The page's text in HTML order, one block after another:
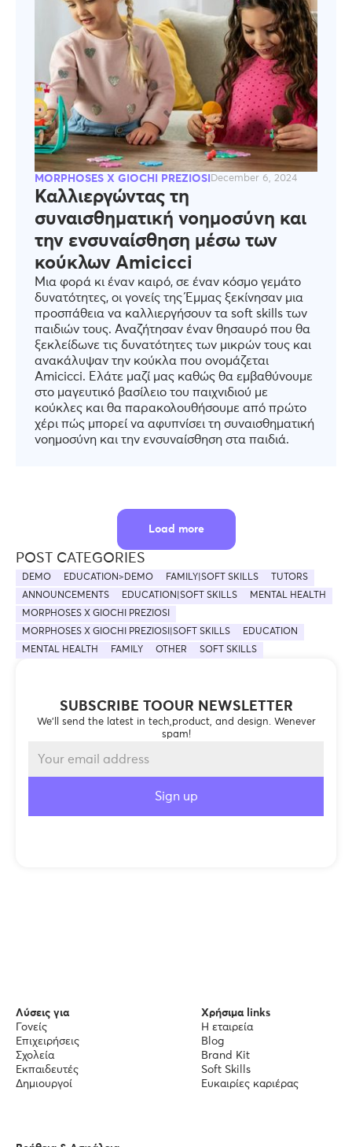
MORPHOSES X GIOCHI PREZIOSI December 6, 2024
Καλλιεργώντας τη
συναισθηματική νοημοσύνη και
την ενσυναίσθηση μέσω των
κούκλων Amicicci
Μια φορά κι έναν καιρό, σε έναν κόσμο γεμάτο
δυνατότητες, οι γονείς της Έμμας ξεκίνησαν μια
προσπάθεια να καλλιεργήσουν τα soft skills των
παιδιών τους. Αναζήτησαν έναν θησαυρό που θα
ξεκλείδωνε τις δυνατότητες των μικρών τους και
ανακάλυψαν την κούκλα που ονομάζεται
Amicicci. Ελάτε μαζί μας καθώς θα εμβαθύνουμε
στο μαγευτικό βασίλειο του παιχνιδιού με
κούκλες και θα παρακολουθήσουμε από πρώτο
χέρι πώς μπορεί να αφυπνίσει τη συναισθηματική
νοημοσύνη και την ενσυναίσθηση στα παιδιά.
Load more
SUBSCRIBE TOOUR NEWSLETTER
We’ll send the latest in tech,product, and design. Wenever
spam!
POST CATEGORIES
DEMO EDUCATION>DEMO FAMILY|SOFT SKILLS
TUTORS
ANNOUNCEMENTS
EDUCATION|SOFT SKILLS
MENTAL HEALTH
MORPHOSES X GIOCHI PREZIOSI
MORPHOSES X GIOCHI PREZIOSI|SOFT SKILLS
EDUCATION
MENTAL HEALTH
FAMILY OTHER SOFT SKILLS
Λύσεις για
Γονείς
Επιχειρήσεις
Σχολεία
Εκπαιδευτές
Δημιουργοί
Χρήσιμα links
Η εταιρεία
Blog
Brand Kit
Soft Skills
Ευκαιρίες καριέρας